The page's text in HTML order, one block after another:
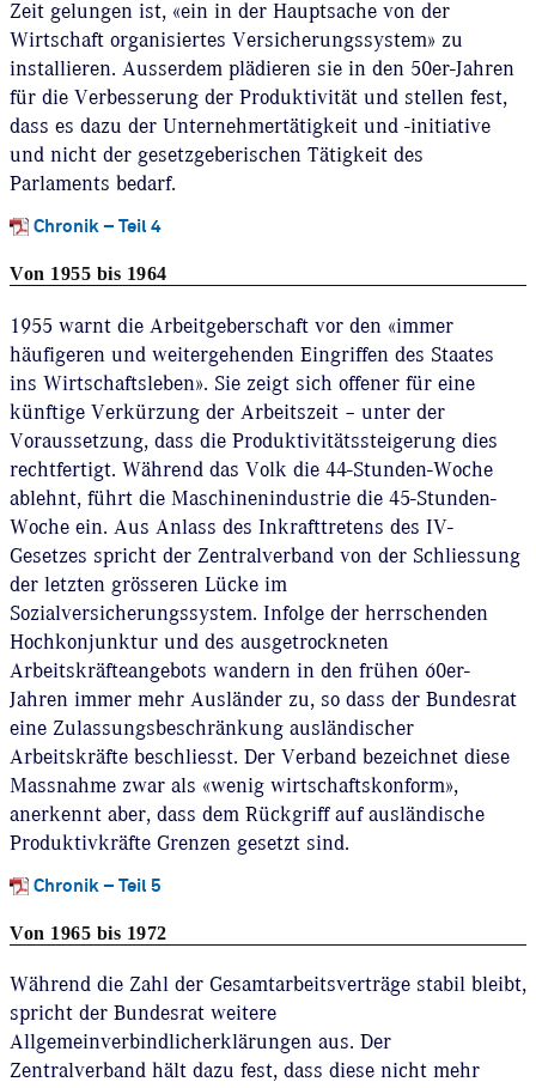
Zeit gelungen ist, «ein in der Hauptsache von der
Wirtschaft organisiertes Versicherungssystem» zu
installieren. Ausserdem plädieren sie in den 50er-Jahren
für die Verbesserung der Produktivität und stellen fest,
dass es dazu der Unternehmertätigkeit und -initiative
und nicht der gesetzgeberischen Tätigkeit des
Parlaments bedarf.
Chronik – Teil 4
Von 1955 bis 1964
1955 warnt die Arbeitgeberschaft vor den «immer
häufigeren und weitergehenden Eingriffen des Staates
ins Wirtschaftsleben». Sie zeigt sich offener für eine
künftige Verkürzung der Arbeitszeit – unter der
Voraussetzung, dass die Produktivitätssteigerung dies
rechtfertigt. Während das Volk die 44-Stunden-Woche
ablehnt, führt die Maschinenindustrie die 45-Stunden-
Woche ein. Aus Anlass des Inkrafttretens des IV-
Gesetzes spricht der Zentralverband von der Schliessung
der letzten grösseren Lücke im
Sozialversicherungssystem. Infolge der herrschenden
Hochkonjunktur und des ausgetrockneten
Arbeitskräfteangebots wandern in den frühen 60er-
Jahren immer mehr Ausländer zu, so dass der Bundesrat
eine Zulassungsbeschränkung ausländischer
Arbeitskräfte beschliesst. Der Verband bezeichnet diese
Massnahme zwar als «wenig wirtschaftskonform»,
anerkennt aber, dass dem Rückgriff auf ausländische
Produktivkräfte Grenzen gesetzt sind.
Chronik – Teil 5
Von 1965 bis 1972
Während die Zahl der Gesamtarbeitsverträge stabil bleibt,
spricht der Bundesrat weitere
Allgemeinverbindlicherklärungen aus. Der
Zentralverband hält dazu fest, dass diese nicht mehr